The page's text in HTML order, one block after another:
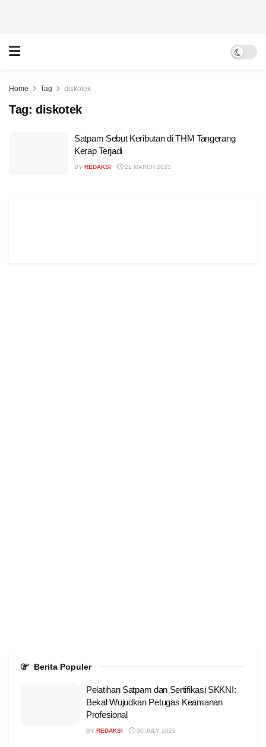
Home Tag diskotek
Tag: diskotek
Satpam Sebut Keributan di THM Tangerang
Kerap Terjadi
BY REDAKSI 21 MARCH 2023
Berita Populer
Pelatihan Satpam dan Sertifikasi SKKNI:
Bekal Wujudkan Petugas Keamanan
Profesional
BY REDAKSI 30 JULY 2026